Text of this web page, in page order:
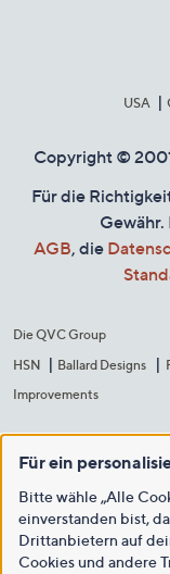
USA
Copyright ©
Für die
AGB, die
Die QVC Group
HSN
Ballard Designs
Improvements
Für ein
Bitte wähle „Alle
einverstanden bist,
Drittanbietern auf
Cookies und andere